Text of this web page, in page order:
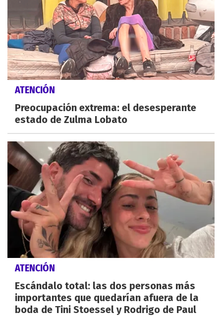
ATENCIÓN
Preocupación extrema: el desesperante
estado de Zulma Lobato
ATENCIÓN
Escándalo total: las dos personas más
importantes que quedarían afuera de la
boda de Tini Stoessel y Rodrigo de Paul